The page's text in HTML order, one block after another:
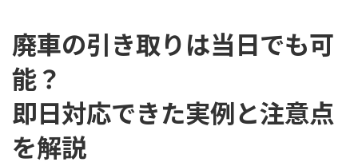
廃車の引き取りは当日でも可
能？
即日対応できた実例と注意点
を解説